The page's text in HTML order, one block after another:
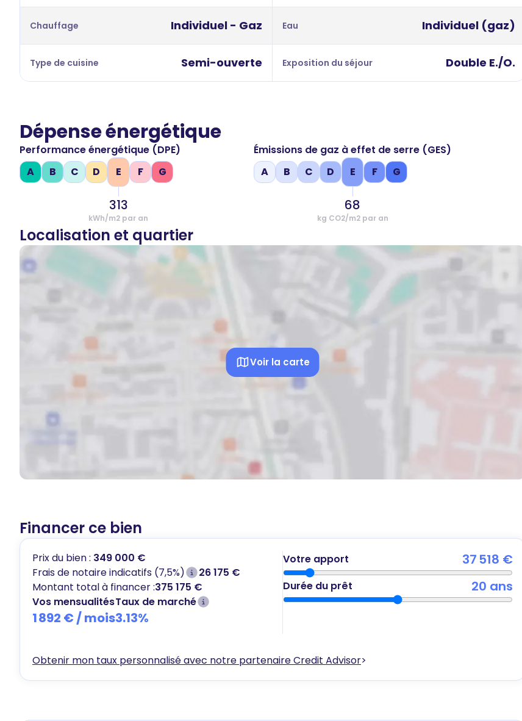
Chauffage Individuel - Gaz Eau Individuel (gaz)
Type de cuisine Semi-ouverte Exposition du séjour Double E./O.
Dépense énergétique
Performance énergétique (DPE)
A
B C D E
313
kWh/m2 par an
F G
Émissions de gaz à effet de serre (GES)
A
B C D E
68
kg CO2/m2 par an
F G
Localisation et quartier
Voir la carte
Financer ce bien
Prix du bien : 349 000 €
Frais de notaire indicatifs (7,5%)
26 175 €
Montant total à financer :375 175 €
Vos mensualités
1 892 € / mois
Taux de marché
3.13%
Votre apport 37 518 €
Durée du prêt 20 ans
Obtenir mon taux personnalisé avec notre partenaire Credit Advisor>